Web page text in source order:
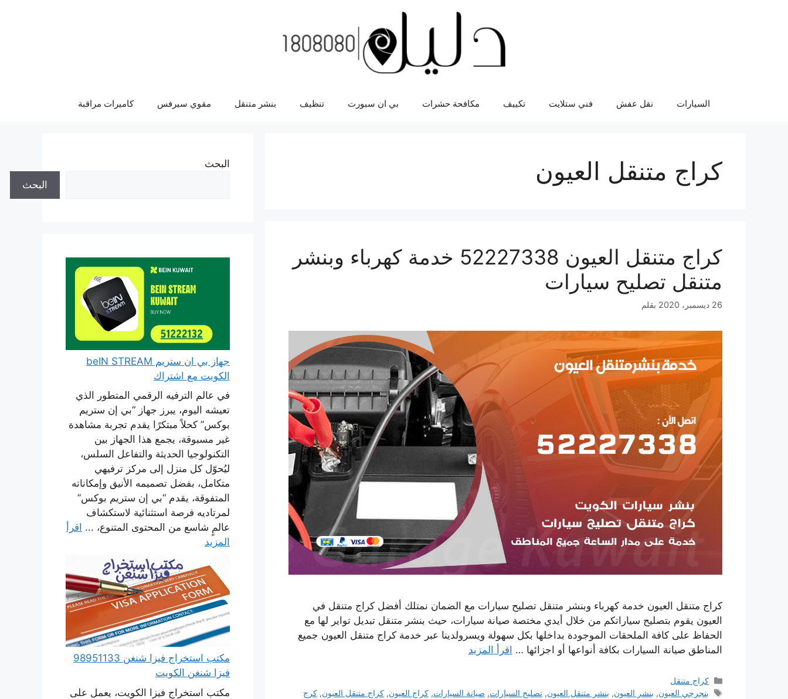
السيارات نقل عفش فني ستلايت تكييف مكافحة حشرات بي ان سبورت تنظيف بنشر متنقل مقوي سيرفس كاميرات مراقبة
كراج متنقل العيون
كراج متنقل العيون 52227338 خدمة كهرباء وبنشر
متنقل تصليح سيارات
26 ديسمبر، 2020 بقلم
كراج متنقل العيون خدمة كهرباء وبنشر متنقل تصليح سيارات مع الضمان نمتلك أفضل كراج متنقل في
العيون يقوم بتصليح سياراتكم من خلال أيدي مختصة صيانة سيارات، حيث بنشر متنقل تبديل تواير لها مع
الحفاظ على كافة الملحقات الموجودة بداخلها بكل سهولة ويسرولدينا عبر خدمة كراج متنقل العيون جميع
المناطق صيانة السيارات بكافة أنواعها أو اجزائها … اقرأ المزيد
التصنيفات
كراج متنقل
الوسوم
بنجرجي العيون, بنشر العيون, بنشر متنقل العيون,تصليح السيارات, صيانة السيارات,كراج العيون,كراج متنقل العيون,كرج
البحث
البحث
جهاز بي ان ستريم beIN STREAM
الكويت مع اشتراك
في عالم الترفيه الرقمي المتطور الذي
تعيشه اليوم، يبرز جهاز “بي إن ستريم
بوكس” كحلاً مبتكرًا يقدم تجربة مشاهدة
غير مسبوقة، يجمع هذا الجهاز بين
التكنولوجيا الحديثة والتفاعل السلس،
ليُحوّل كل منزل إلى مركز ترفيهي
متكامل، بفضل تصميمه الأنيق وإمكاناته
المتفوقة، يقدم “بي إن ستريم بوكس”
لمرتاديه فرصة استثنائية لاستكشاف
عالمٍ شاسع من المحتوى المتنوع، ... اقرأ
المزيد
مكتب استخراج فيزا شنغن 98951133
فيزا شنغن الكويت
مكتب استخراج فيزا الكويت، يعمل على